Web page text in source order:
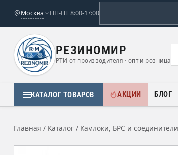
Москва ПН-ПТ 8:00-17:00
РЕЗИНОМИР
РТИ от производителя · опт и розница
КАТАЛОГ ТОВАРОВ АКЦИИ БЛОГ
Главная / Каталог / Камлоки, БРС и соединители